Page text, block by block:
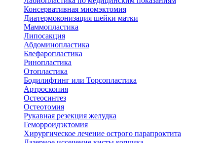
Консервативная миомэктомия
Диатермоконизация шейки матки
Маммопластика
Липосакция
Абдоминопластика
Блефаропластика
Ринопластика
Отопластика
Бодилифтинг или Торсопластика
Артроскопия
Остеосинтез
Остеотомия
Рукавная резекция желудка
Геморроидэктомия
Хирургическое лечение острого парапроктита